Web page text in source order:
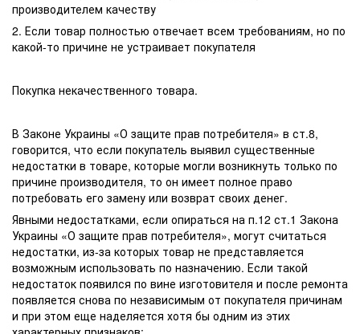
производителем качеству
2. Если товар полностью отвечает всем требованиям, но по
какой-то причине не устраивает покупателя
Покупка некачественного товара.
В Законе Украины «О защите прав потребителя» в ст.8,
говорится, что если покупатель выявил существенные
недостатки в товаре, которые могли возникнуть только по
причине производителя, то он имеет полное право
потребовать его замену или возврат своих денег.
Явными недостатками, если опираться на п.12 ст.1 Закона
Украины «О защите прав потребителя», могут считаться
недостатки, из-за которых товар не представляется
возможным использовать по назначению. Если такой
недостаток появился по вине изготовителя и после ремонта
появляется снова по независимым от покупателя причинам
и при этом еще наделяется хотя бы одним из этих